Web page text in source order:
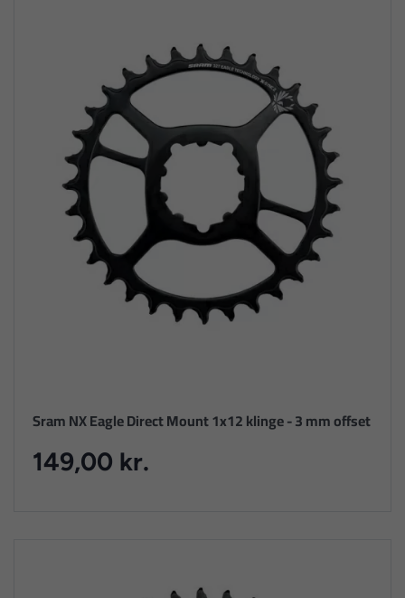
Sram NX Eagle Direct Mount 1x12 klinge - 3 mm offset
149,00 kr.